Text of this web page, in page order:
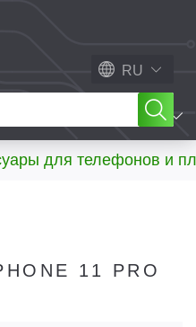
RU
МЕНЮ
для телефонов и
11 PRO